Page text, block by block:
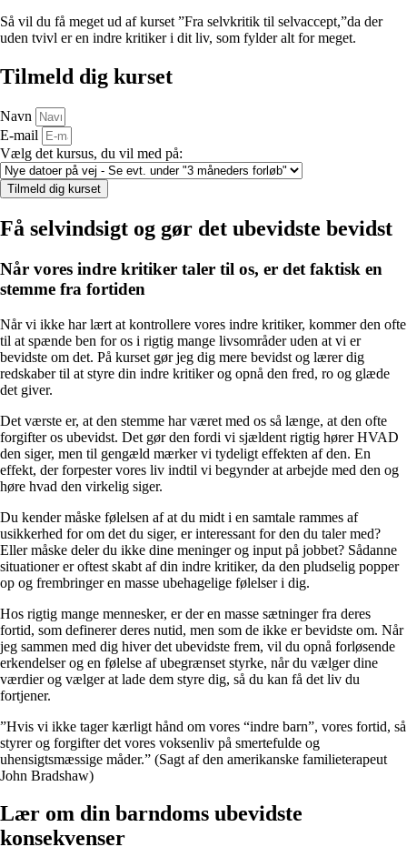
Så vil du få meget ud af kurset ”Fra selvkritik til selvaccept,”da der
uden tvivl er en indre kritiker i dit liv, som fylder alt for meget.
Tilmeld dig kurset
Navn
E-mail
Vælg det kursus, du vil med på:
Tilmeld dig kurset
Få selvindsigt og gør det ubevidste bevidst
Når vores indre kritiker taler til os, er det faktisk en
stemme fra fortiden
Når vi ikke har lært at kontrollere vores indre kritiker, kommer den ofte
til at spænde ben for os i rigtig mange livsområder uden at vi er
bevidste om det. På kurset gør jeg dig mere bevidst og lærer dig
redskaber til at styre din indre kritiker og opnå den fred, ro og glæde
det giver.
Det værste er, at den stemme har været med os så længe, at den ofte
forgifter os ubevidst. Det gør den fordi vi sjældent rigtig hører HVAD
den siger, men til gengæld mærker vi tydeligt effekten af den. En
effekt, der forpester vores liv indtil vi begynder at arbejde med den og
høre hvad den virkelig siger.
Du kender måske følelsen af at du midt i en samtale rammes af
usikkerhed for om det du siger, er interessant for den du taler med?
Eller måske deler du ikke dine meninger og input på jobbet? Sådanne
situationer er oftest skabt af din indre kritiker, da den pludselig popper
op og frembringer en masse ubehagelige følelser i dig.
Hos rigtig mange mennesker, er der en masse sætninger fra deres
fortid, som definerer deres nutid, men som de ikke er bevidste om. Når
jeg sammen med dig hiver det ubevidste frem, vil du opnå forløsende
erkendelser og en følelse af ubegrænset styrke, når du vælger dine
værdier og vælger at lade dem styre dig, så du kan få det liv du
fortjener.
”Hvis vi ikke tager kærligt hånd om vores “indre barn”, vores fortid, så
styrer og forgifter det vores voksenliv på smertefulde og
uhensigtsmæssige måder.” (Sagt af den amerikanske familieterapeut
John Bradshaw)
Lær om din barndoms ubevidste
konsekvenser